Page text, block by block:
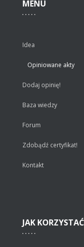
MENU
Idea
Opiniowane akty
Dodaj opinię!
Baza wiedzy
Forum
Zdobądź certyfikat!
Kontakt
JAK KORZYSTAĆ